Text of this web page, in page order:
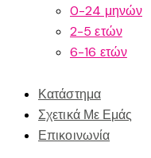
0-24 μηνών
2-5 ετών
6-16 ετών
Κατάστημα
Σχετικά Με Εμάς
Επικοινωνία